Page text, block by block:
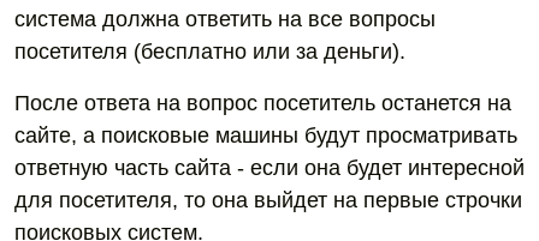
система должна ответить на все вопросы
посетителя (бесплатно или за деньги).
После ответа на вопрос посетитель останется на
сайте, а поисковые машины будут просматривать
ответную часть сайта - если она будет интересной
для посетителя, то она выйдет на первые строчки
поисковых систем.